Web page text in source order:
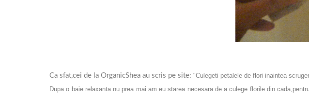
Ca sfat,cei de la OrganicShea au scris pe site: "Culegeti petalele de flori inaintea
Dupa o baie relaxanta nu prea mai am eu starea necesara de a culege florile din